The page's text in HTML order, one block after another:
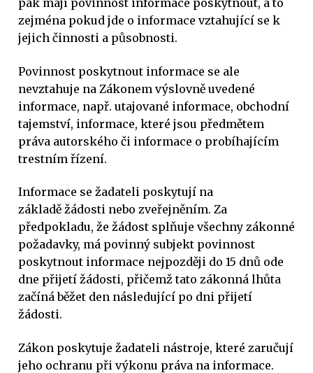
zejména pokud jde o informace vztahující se k
jejich činnosti a působnosti.
Povinnost poskytnout informace se ale
nevztahuje na Zákonem výslovně uvedené
informace, např. utajované informace, obchodní
tajemství, informace, které jsou předmětem
práva autorského či informace o probíhajícím
trestním řízení.
Informace se žadateli poskytují na
základě žádosti nebo zveřejněním. Za
předpokladu, že žádost splňuje všechny zákonné
požadavky, má povinný subjekt povinnost
poskytnout informace nejpozději do 15 dnů ode
dne přijetí žádosti, přičemž tato zákonná lhůta
začíná běžet den následující po dni přijetí
žádosti.
Zákon poskytuje žadateli nástroje, které zaručují
jeho ochranu při výkonu práva na informace.